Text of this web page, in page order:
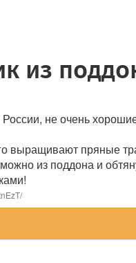
из
не очень
выращивают пряные
из поддона и